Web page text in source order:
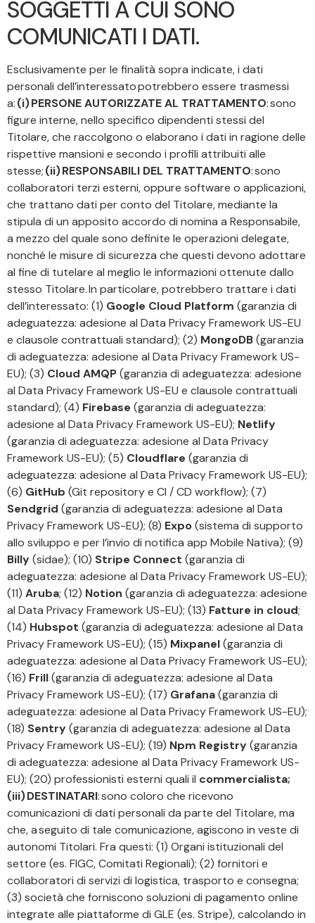
SOGGETTI A CUI SONO
COMUNICATI I DATI.
Esclusivamente per le finalità sopra indicate, i dati
personali dell’interessato potrebbero essere trasmessi
a:(i) PERSONE AUTORIZZATE AL TRATTAMENTO: sono
figure interne, nello specifico dipendenti stessi del
Titolare, che raccolgono o elaborano i dati in ragione delle
rispettive mansioni e secondo i profili attribuiti alle
stesse;(ii) RESPONSABILI DEL TRATTAMENTO: sono
collaboratori terzi esterni, oppure software o applicazioni,
che trattano dati per conto del Titolare, mediante la
stipula di un apposito accordo di nomina a Responsabile,
a mezzo del quale sono definite le operazioni delegate,
nonché le misure di sicurezza che questi devono adottare
al fine di tutelare al meglio le informazioni ottenute dallo
stesso Titolare. In particolare, potrebbero trattare i dati
dell’interessato: (1) Google Cloud Platform (garanzia di
adeguatezza: adesione al Data Privacy Framework US-EU
e clausole contrattuali standard); (2) MongoDB(garanzia
di adeguatezza: adesione al Data Privacy Framework US-
EU); (3) Cloud AMQP(garanzia di adeguatezza: adesione
al Data Privacy Framework US-EU e clausole contrattuali
standard); (4) Firebase (garanzia di adeguatezza:
adesione al Data Privacy Framework US-EU); Netlify
(garanzia di adeguatezza: adesione al Data Privacy
Framework US-EU); (5) Cloudflare (garanzia di
adeguatezza: adesione al Data Privacy Framework US-EU);
(6) GitHub (Git repository e CI / CD workflow); (7)
Sendgrid (garanzia di adeguatezza: adesione al Data
Privacy Framework US-EU); (8) Expo(sistema di supporto
allo sviluppo e per l’invio di notifica app Mobile Nativa); (9)
Billy(sidae); (10) Stripe Connect (garanzia di
adeguatezza: adesione al Data Privacy Framework US-EU);
(11) Aruba; (12) Notion (garanzia di adeguatezza: adesione
al Data Privacy Framework US-EU); (13) Fatture in cloud;
(14) Hubspot (garanzia di adeguatezza: adesione al Data
Privacy Framework US-EU); (15) Mixpanel(garanzia di
adeguatezza: adesione al Data Privacy Framework US-EU);
(16) Frill(garanzia di adeguatezza: adesione al Data
Privacy Framework US-EU); (17) Grafana(garanzia di
adeguatezza: adesione al Data Privacy Framework US-EU);
(18) Sentry(garanzia di adeguatezza: adesione al Data
Privacy Framework US-EU); (19) Npm Registry(garanzia
di adeguatezza: adesione al Data Privacy Framework US-
EU); (20) professionisti esterni quali il commercialista;
(iii) DESTINATARI: sono coloro che ricevono
comunicazioni di dati personali da parte del Titolare, ma
che, a seguito di tale comunicazione, agiscono in veste di
autonomi Titolari. Fra questi: (1) Organi istituzionali del
settore (es. FIGC, Comitati Regionali); (2) fornitori e
collaboratori di servizi di logistica, trasporto e consegna;
(3) società che forniscono soluzioni di pagamento online
integrate alle piattaforme di GLE (es. Stripe), calcolando in